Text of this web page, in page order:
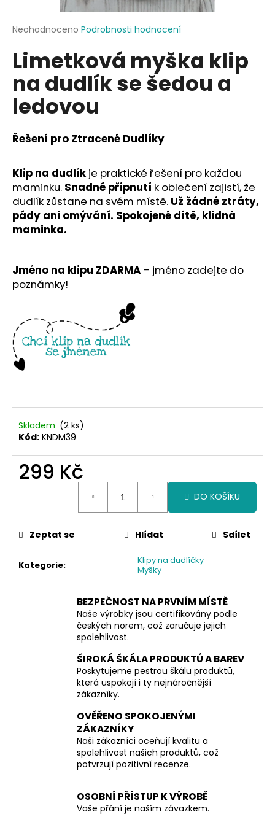
Průměrné
produktu
je
5
hvězdiček.
Neohodnoceno Podrobnosti hodnocení
Limetková myška klip
na dudlík se šedou a
ledovou
Řešení pro Ztracené Dudlíky
Klip na dudlík je praktické řešení pro každou
maminku. Snadné připnutí k oblečení zajistí, že
dudlík zůstane na svém místě. Už žádné ztráty,
pády ani omývání. Spokojené dítě, klidná
maminka.
Jméno na klipu ZDARMA – jméno zadejte do
poznámky!
Skladem (2 ks)
Kód: KNDM39
299 Kč
DO KOŠÍKU
Kategorie:
Klipy na dudlíčky -
Myšky
Zeptat se Hlídat Sdílet
BEZPEČNOST NA PRVNÍM MÍSTĚ
Naše výrobky jsou certifikovány podle
českých norem, což zaručuje jejich
spolehlivost.
ŠIROKÁ ŠKÁLA PRODUKTŮ A BAREV
Poskytujeme pestrou škálu produktů,
která uspokojí i ty nejnáročnější
zákazníky.
OVĚŘENO SPOKOJENÝMI
ZÁKAZNÍKY
Naši zákazníci oceňují kvalitu a
spolehlivost našich produktů, což
potvrzují pozitivní recenze.
OSOBNÍ PŘÍSTUP K VÝROBĚ
Vaše přání je naším závazkem.
j
t
?
HLEDAT
D
o
p
o
u
č
u
m
e